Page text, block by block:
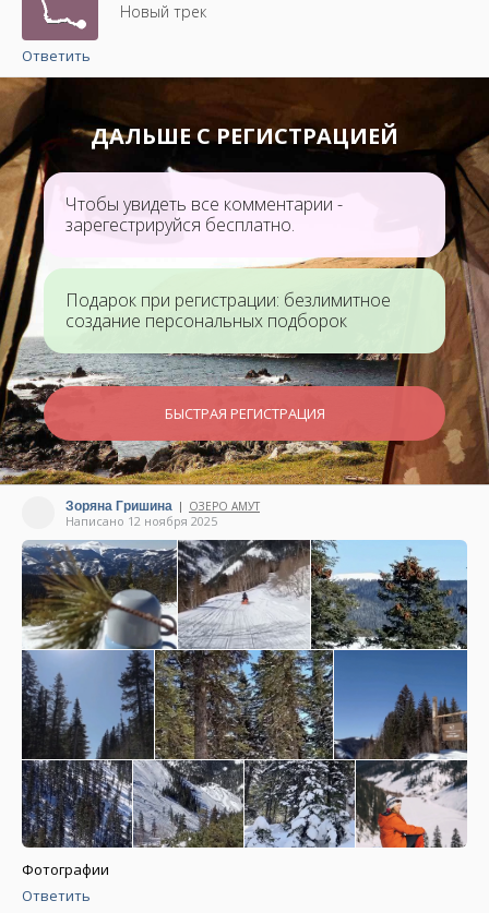
Новый трек
Ответить
ДАЛЬШЕ С РЕГИСТРАЦИЕЙ
Чтобы увидеть все комментарии -
зарегестрируйся бесплатно.
Подарок при регистрации: безлимитное
создание персональных подборок
БЫСТРАЯ РЕГИСТРАЦИЯ
Зоряна Гришина | ОЗЕРО АМУТ
Написано 12 ноября 2025
Фотографии
Ответить